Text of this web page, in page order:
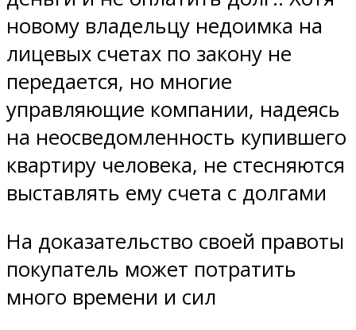
новому владельцу недоимка на
лицевых счетах по закону не
передается, но многие
управляющие компании, надеясь
на неосведомленность купившего
квартиру человека, не стесняются
выставлять ему счета с долгами
На доказательство своей правоты
покупатель может потратить
много времени и сил